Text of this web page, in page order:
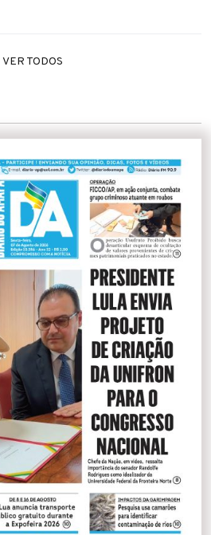
VER TODOS